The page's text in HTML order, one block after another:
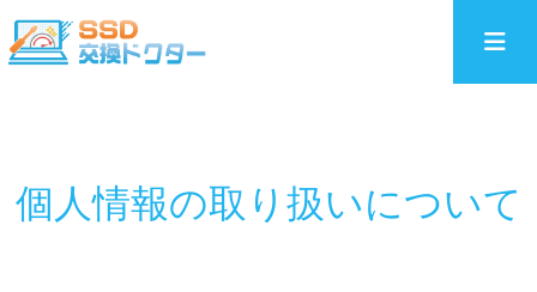
個人情報の取り扱いについて